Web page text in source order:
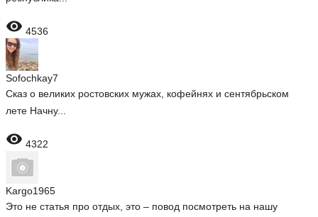
 4536
Sofochkay7
Сказ о великих ростовских мужах, кофейнях и сентябрьском
лете Начну...
 4322
Kargo1965
Это не статья про отдых, это – повод посмотреть на нашу